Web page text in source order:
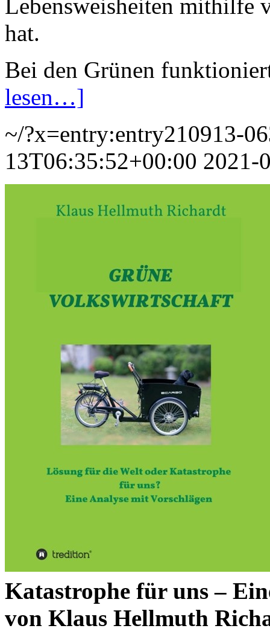
Lebensweisheiten mithilfe
hat.
Bei den Grünen
lesen…]
~/?x=entry:entry210913-
13T06:35:52+00:00 2021-
Katastrophe für uns –
von Klaus Hellmuth